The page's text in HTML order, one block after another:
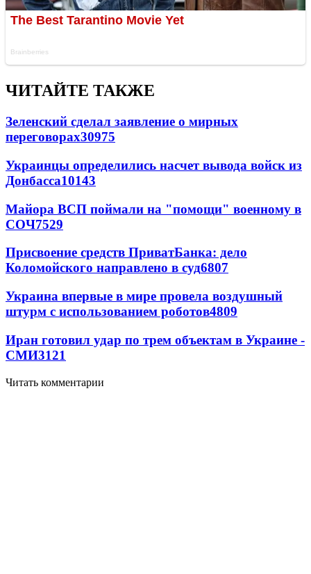
ЧИТАЙТЕ ТАКЖЕ
Зеленский сделал заявление о мирных
переговорах30975
Украинцы определились насчет вывода войск из
Донбасса10143
Майора ВСП поймали на "помощи" военному в
СОЧ7529
Присвоение средств ПриватБанка: дело
Коломойского направлено в суд6807
Украина впервые в мире провела воздушный
штурм с использованием роботов4809
Иран готовил удар по трем объектам в Украине -
СМИ3121
Читать комментарии